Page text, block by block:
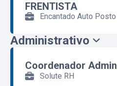
FRENTISTA
Encantado Auto
Administrativo
Coordenador
Solute RH